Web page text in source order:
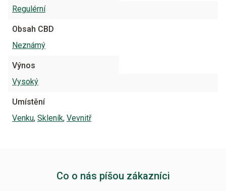
Regulérní
Obsah CBD
Neznámý
Výnos
Vysoký
Umístění
Venku, Skleník, Vevnitř
Co o nás píšou zákazníci